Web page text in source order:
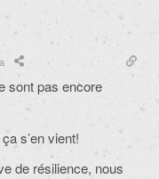
sont pas encore
s’en vient!
de résilience, nous